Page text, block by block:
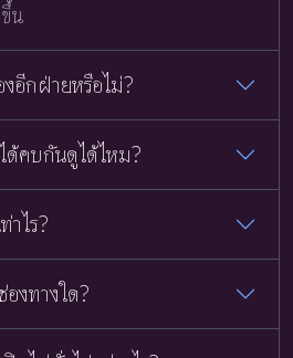
น
อีกฝ่ายหรือไม่?
ด้คบกันดูได้ไหม?
าไร?
งทางใด?